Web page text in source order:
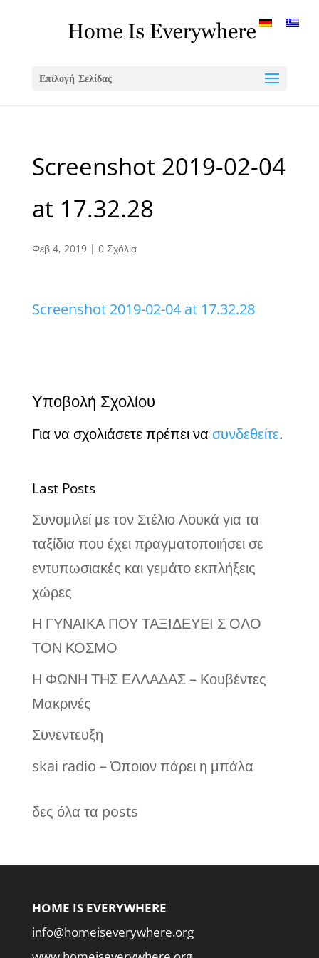
Επιλογή Σελίδας
Screenshot 2019-02-04
at 17.32.28
Φεβ 4, 2019| 0 Σχόλια
Screenshot 2019-02-04 at 17.32.28
Υποβολή Σχολίου
Για να σχολιάσετε πρέπει να συνδεθείτε.
Last Posts
Συνομιλεί με τον Στέλιο Λουκά για τα
ταξίδια που έχει πραγματοποιήσει σε
εντυπωσιακές και γεμάτο εκπλήξεις
χώρες
Η ΓΥΝΑΙΚΑ ΠΟΥ ΤΑΞΙΔΕΥΕΙ Σ ΟΛΟ
ΤΟΝ ΚΟΣΜΟ
Η ΦΩΝΗ ΤΗΣ ΕΛΛΑΔΑΣ – Κουβέντες
Μακρινές
Συνεντευξη
skai radio – Όποιον πάρει η μπάλα
δες όλα τα posts
HOME IS EVERYWHERE
info@homeiseverywhere.org